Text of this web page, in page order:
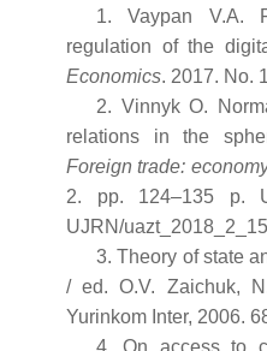
1. Vaypan V.A.
regulation of the
Economics. 2017. No.
2. Vinnyk O.
relations in the
Foreign trade:
2. pp. 124–135 p.
UJRN/
3. Theory of state
/ еd. O.V. Zaichuk,
Yurinkom Inter, 2006.